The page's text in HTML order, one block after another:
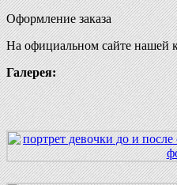
Оформление заказа
На официальном сайте нашей
Галерея: